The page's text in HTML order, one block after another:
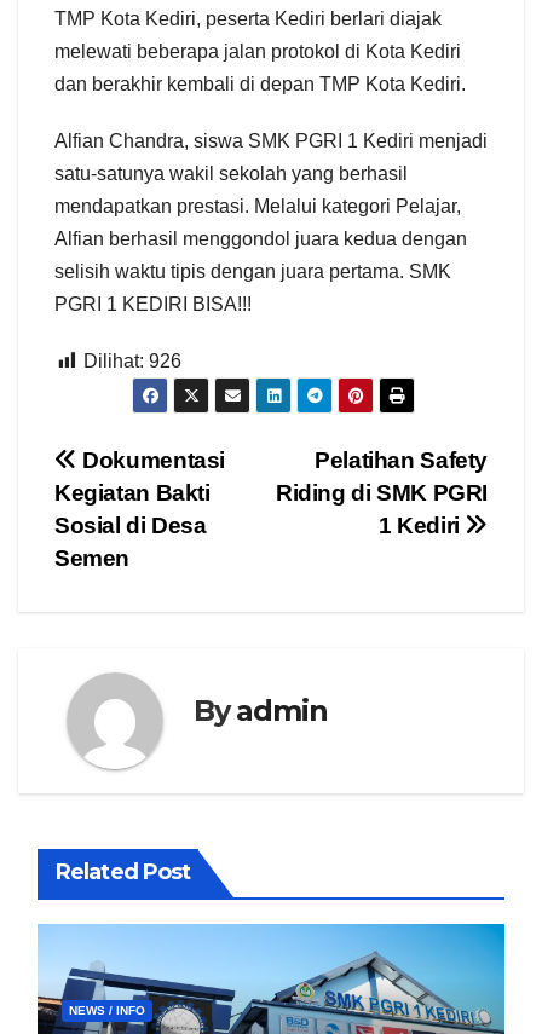
TMP Kota Kediri, peserta Kediri berlari diajak
melewati beberapa jalan protokol di Kota Kediri
dan berakhir kembali di depan TMP Kota Kediri.
Alfian Chandra, siswa SMK PGRI 1 Kediri menjadi
satu-satunya wakil sekolah yang berhasil
mendapatkan prestasi. Melalui kategori Pelajar,
Alfian berhasil menggondol juara kedua dengan
selisih waktu tipis dengan juara pertama. SMK
PGRI 1 KEDIRI BISA!!!
Dilihat: 926
Navigasi
pos
Pelatihan Safety
Riding di SMK PGRI
1 Kediri
Dokumentasi
Kegiatan Bakti
Sosial di Desa
Semen
Byadmin
Related Post
NEWS / INFO